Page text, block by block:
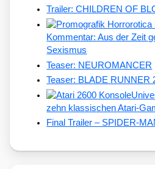
Trailer: CHILDREN OF
Kommentar: Aus der Zeit
Sexismus
Teaser: NEUROMANCER
Teaser: BLADE RUNNER
zehn klassischen Atari-
Final Trailer – SPIDER-